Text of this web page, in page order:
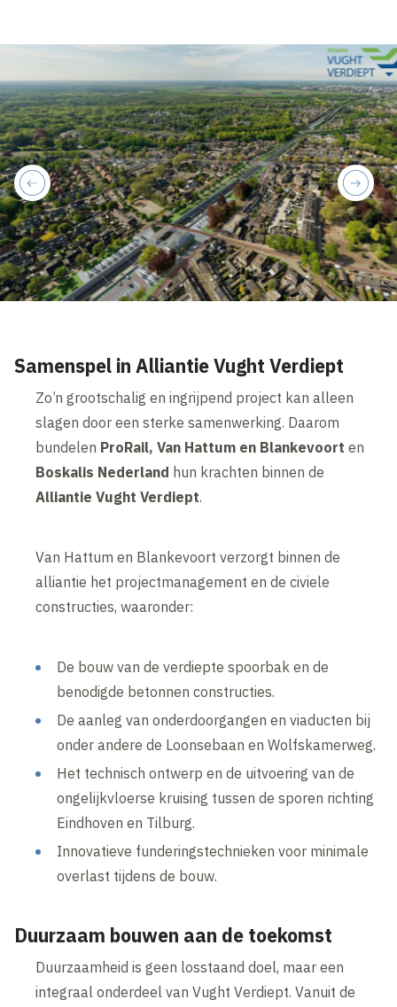
next
previous
Samenspel in Alliantie Vught Verdiept
Zo’n grootschalig en ingrijpend project kan alleen
slagen door een sterke samenwerking. Daarom
bundelen ProRail, Van Hattum en Blankevoorten
Boskalis Nederland hun krachten binnen de
Alliantie Vught Verdiept.
Van Hattum en Blankevoort verzorgt binnen de
alliantie het projectmanagement en de civiele
constructies, waaronder:
De bouw van de verdiepte spoorbak en de
benodigde betonnen constructies.
De aanleg van onderdoorgangen en viaducten bij
onder andere de Loonsebaan en Wolfskamerweg.
Het technisch ontwerp en de uitvoering van de
ongelijkvloerse kruising tussen de sporen richting
Eindhoven en Tilburg.
Innovatieve funderingstechnieken voor minimale
overlast tijdens de bouw.
Duurzaam bouwen aan de toekomst
Duurzaamheid is geen losstaand doel, maar een
integraal onderdeel van Vught Verdiept. Vanuit de